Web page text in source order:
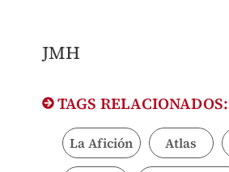
JMH
TAGS RELACIONADOS:
La Afición Atlas